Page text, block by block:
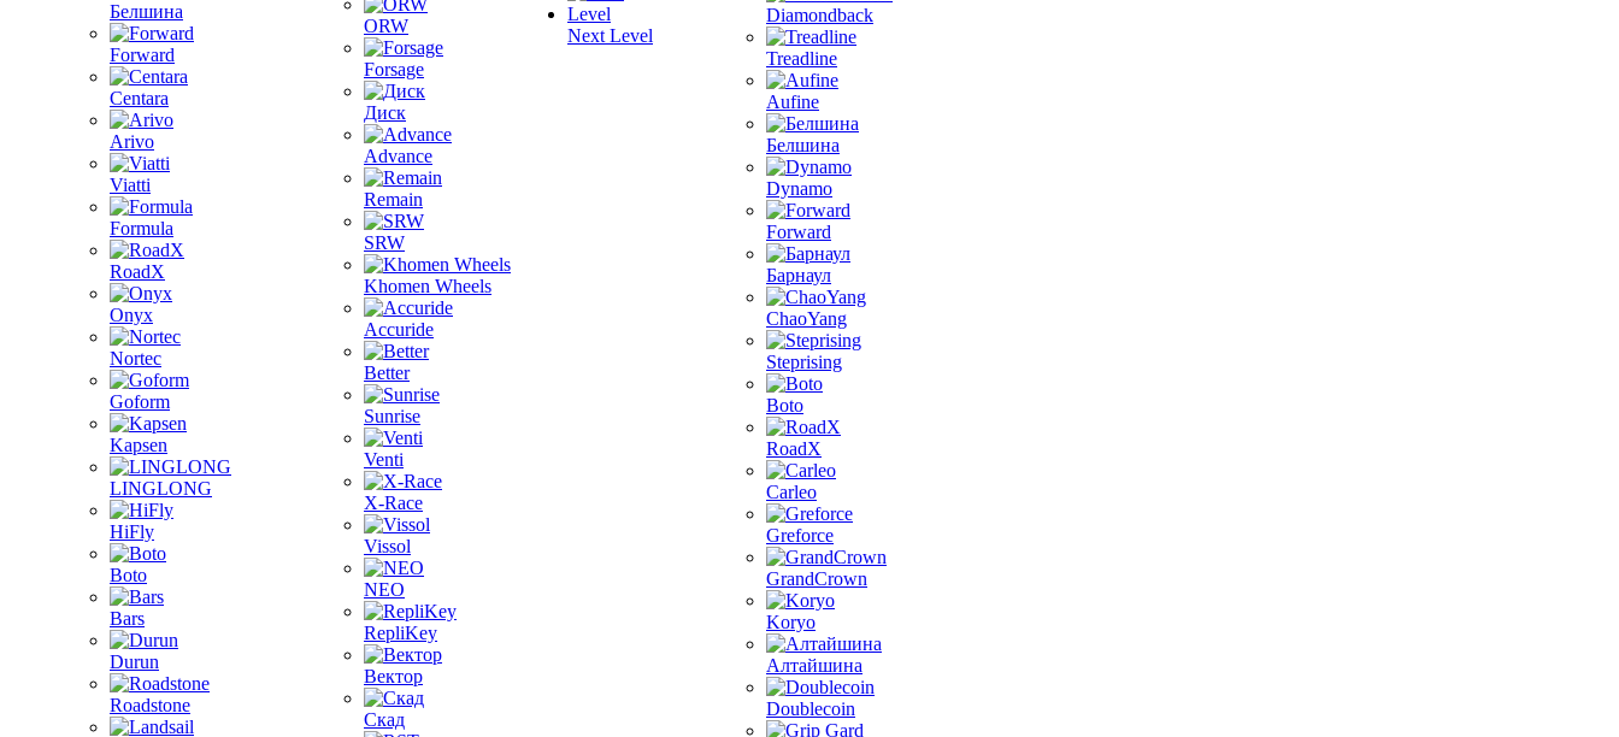
Белшина
Forward
Centara
Arivo
Viatti
Formula
RoadX
Onyx
Nortec
Goform
Kapsen
LINGLONG
HiFly
Boto
Bars
Durun
Roadstone
ORW
Forsage
Диск
Advance
Remain
SRW
Khomen Wheels
Accuride
Better
Sunrise
Venti
X-Race
Vissol
NEO
RepliKey
Вектор
Скад
Next Level
Diamondback
Treadline
Aufine
Белшина
Dynamo
Forward
Барнаул
ChaoYang
Steprising
Boto
RoadX
Carleo
Greforce
GrandCrown
Koryo
Алтайшина
Doublecoin